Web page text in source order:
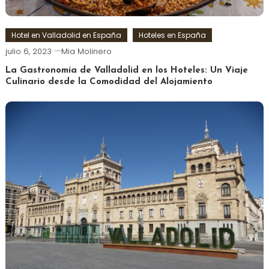
Hotel en Valladolid en España Hoteles en España
julio 6, 2023 Mia Molinero
La Gastronomía de Valladolid en los Hoteles: Un Viaje
Culinario desde la Comodidad del Alojamiento